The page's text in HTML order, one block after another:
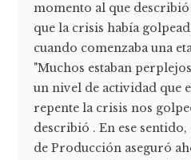
momento al que
que la crisis había
cuando comenzaba una
"Muchos estaban
un nivel de actividad que
repente la crisis nos
describió . En ese
de Producción aseguró